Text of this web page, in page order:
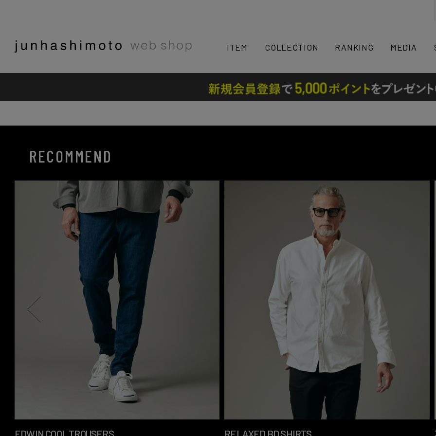
ITEM COLLECTION RANKING MEDIA
検索
RECOMMEND
EDWIN COOL TROUSERS RELAXED BD SHIRTS